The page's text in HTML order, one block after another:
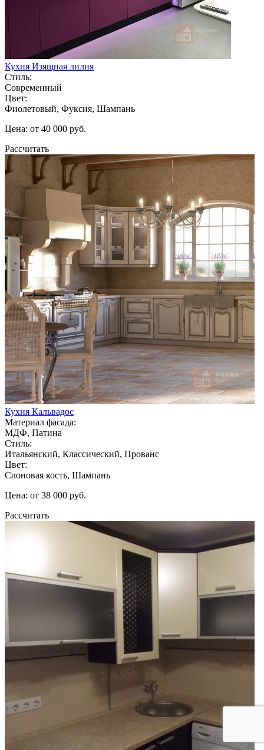
Кухня Изящная лилия
Стиль:
Современный
Цвет:
Фиолетовый, Фуксия, Шампань
Цена: от 40 000 руб.
Рассчитать
Кухня Кальвадос
Материал фасада:
МДФ, Патина
Стиль:
Итальянский, Классический, Прованс
Цвет:
Слоновая кость, Шампань
Цена: от 38 000 руб.
Рассчитать